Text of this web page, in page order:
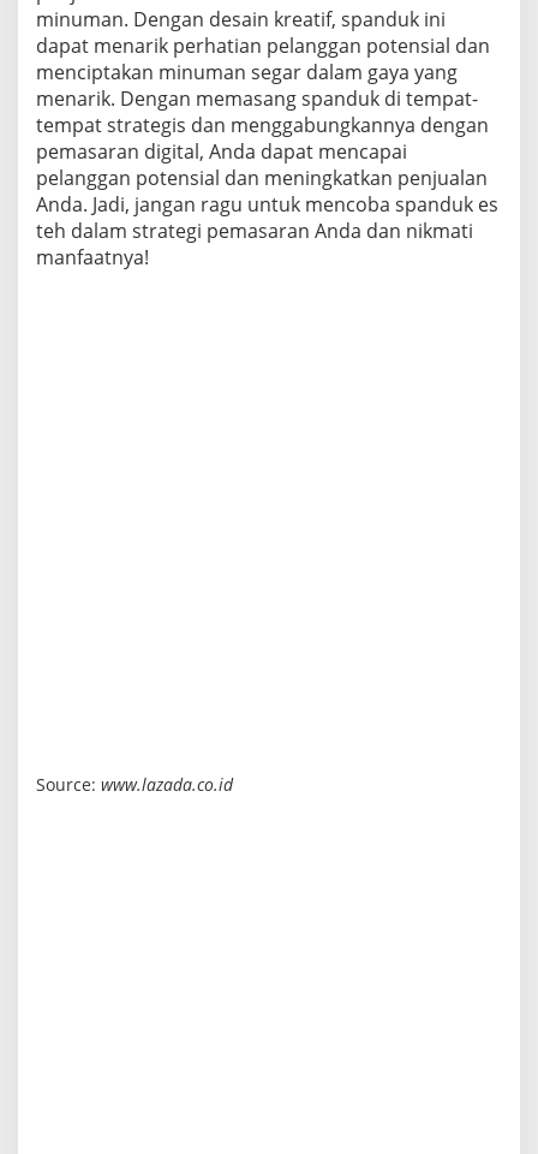
minuman. Dengan desain kreatif, spanduk ini
dapat menarik perhatian pelanggan potensial dan
menciptakan minuman segar dalam gaya yang
menarik. Dengan memasang spanduk di tempat-
tempat strategis dan menggabungkannya dengan
pemasaran digital, Anda dapat mencapai
pelanggan potensial dan meningkatkan penjualan
Anda. Jadi, jangan ragu untuk mencoba spanduk es
teh dalam strategi pemasaran Anda dan nikmati
manfaatnya!
Source: www.lazada.co.id